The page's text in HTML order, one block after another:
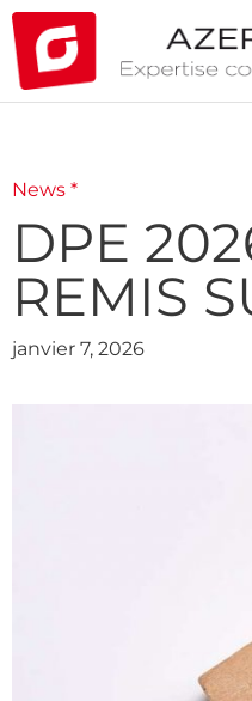
News *
DPE
REMIS
janvier 7, 2026